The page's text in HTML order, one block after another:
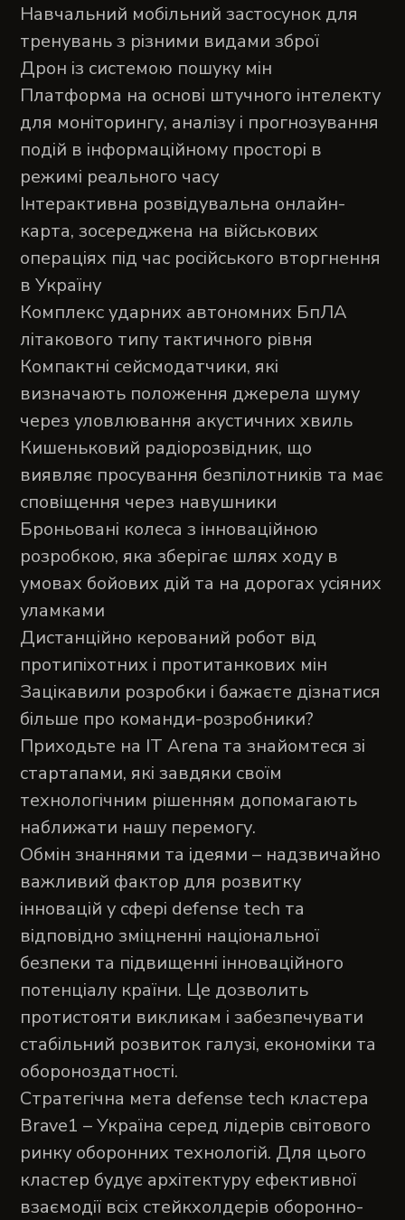
Навчальний мобільний застосунок для
тренувань з різними видами зброї
Дрон із системою пошуку мін
Платформа на основі штучного інтелекту
для моніторингу, аналізу і прогнозування
подій в інформаційному просторі в
режимі реального часу
Інтерактивна розвідувальна онлайн-
карта, зосереджена на військових
операціях під час російського вторгнення
в Україну
Комплекс ударних автономних БпЛА
літакового типу тактичного рівня
Компактні сейсмодатчики, які
визначають положення джерела шуму
через уловлювання акустичних хвиль
Кишеньковий радіорозвідник, що
виявляє просування безпілотників та має
сповіщення через навушники
Броньовані колеса з інноваційною
розробкою, яка зберігає шлях ходу в
умовах бойових дій та на дорогах усіяних
уламками
Дистанційно керований робот від
протипіхотних і протитанкових мін
Зацікавили розробки і бажаєте дізнатися
більше про команди-розробники?
Приходьте на IT Arena та знайомтеся зі
стартапами, які завдяки своїм
технологічним рішенням допомагають
наближати нашу перемогу.
Обмін знаннями та ідеями – надзвичайно
важливий фактор для розвитку
інновацій у сфері defense tech та
відповідно зміцненні національної
безпеки та підвищенні інноваційного
потенціалу країни. Це дозволить
протистояти викликам і забезпечувати
стабільний розвиток галузі, економіки та
обороноздатності.
Стратегічна мета defense tech кластера
Brave1 – Україна серед лідерів світового
ринку оборонних технологій. Для цього
кластер будує архітектуру ефективної
взаємодії всіх стейкхолдерів оборонно-